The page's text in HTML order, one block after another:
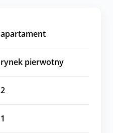
apartament
rynek pierwotny
2
1